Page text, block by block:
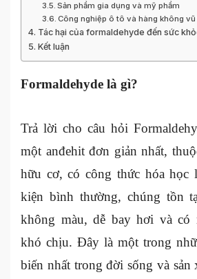
Sản phẩm gia dụng và mỹ phẩm
Công nghiệp ô tô và hàng không vũ
Tác hại của formaldehyde đến sức
Kết luận
Formaldehyde là gì?
Trả lời cho câu hỏi
một anđehit đơn giản nhất,
hữu cơ, có công thức hóa học
kiện bình thường, chúng tồn
không màu, dễ bay hơi và có
khó chịu. Đây là một trong
biến nhất trong đời sống và sản